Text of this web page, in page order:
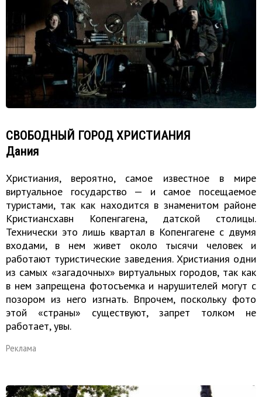
СВОБОДНЫЙ ГОРОД ХРИСТИАНИЯ
Дания
Христиания, вероятно, самое известное в мире
виртуальное государство — и самое посещаемое
туристами, так как находится в знаменитом районе
Кристиансхавн Копенгагена, датской столицы.
Технически это лишь квартал в Копенгагене с двумя
входами, в нем живет около тысячи человек и
работают туристические заведения. Христиания одни
из самых «загадочных» виртуальных городов, так как
в нем запрещена фотосъемка и нарушителей могут с
позором из него изгнать. Впрочем, поскольку фото
этой «страны» существуют, запрет толком не
работает, увы.
Реклама